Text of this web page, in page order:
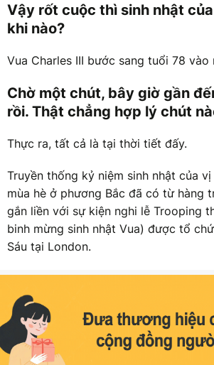
Vậy rốt cuộc thì sinh nhật
khi nào?
Vua Charles III bước sang tuổi 78 vào
Chờ một chút, bây giờ gần
rồi. Thật chẳng hợp lý chút
Thực ra, tất cả là tại thời tiết đấy.
Truyền thống kỷ niệm sinh nhật của
mùa hè ở phương Bắc đã có từ hàng
gắn liền với sự kiện nghi lễ Trooping
binh mừng sinh nhật Vua) được tổ
Sáu tại London.